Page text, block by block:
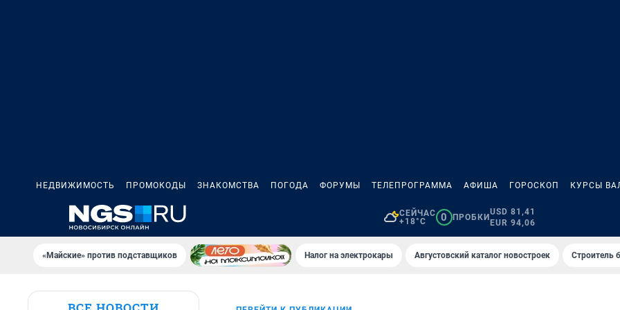
НЕДВИЖИМОСТЬ ПРОМОКОДЫ ЗНАКОМСТВА ПОГОДА ФОРУМЫ ТЕЛЕПРОГРАММА АФИША ГОРОСКОП КУРСЫ
СЕЙЧАС
+18°C
0 ПРОБКИ
USD 81,41
EUR 94,06
«Майские» против подставщиков Налог на электрокары Августовский каталог новостроек Строитель